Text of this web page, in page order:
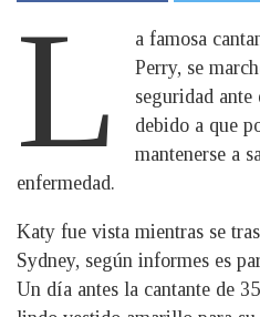
L
a famosa
Perry, se
seguridad
debido a que
mantenerse a
enfermedad.
Katy fue vista mientras se
Sydney, según informes es
Un día antes la cantante de